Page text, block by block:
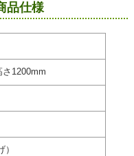
品仕様
1200mm